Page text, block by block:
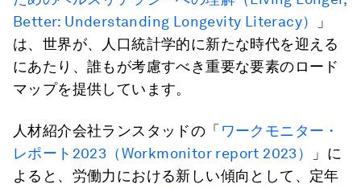
Better: Understanding Longevity Literacy）
」
は、世界が、人口統計学的に新たな時代を迎える
にあたり、誰もが考慮すべき重要な要素のロード
マップを提供しています。
人材紹介会社ランスタッドの「 ワークモニター・
レポート2023（Workmonitor report 2023）
」に
よると、労働力における新しい傾向として、定年